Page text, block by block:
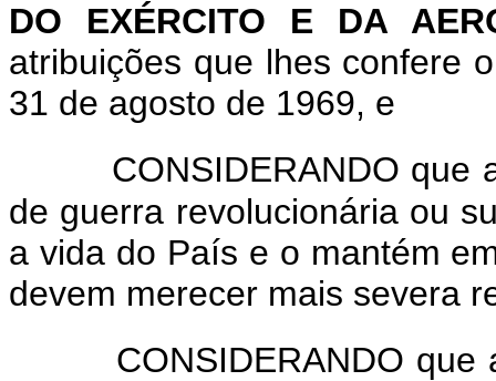
DO EXÉRCITO E DA
atribuições que lhes confere
31 de agosto de 1969, e
CONSIDERANDO que
de guerra revolucionária ou
a vida do País e o mantém
devem merecer mais severa
CONSIDERANDO